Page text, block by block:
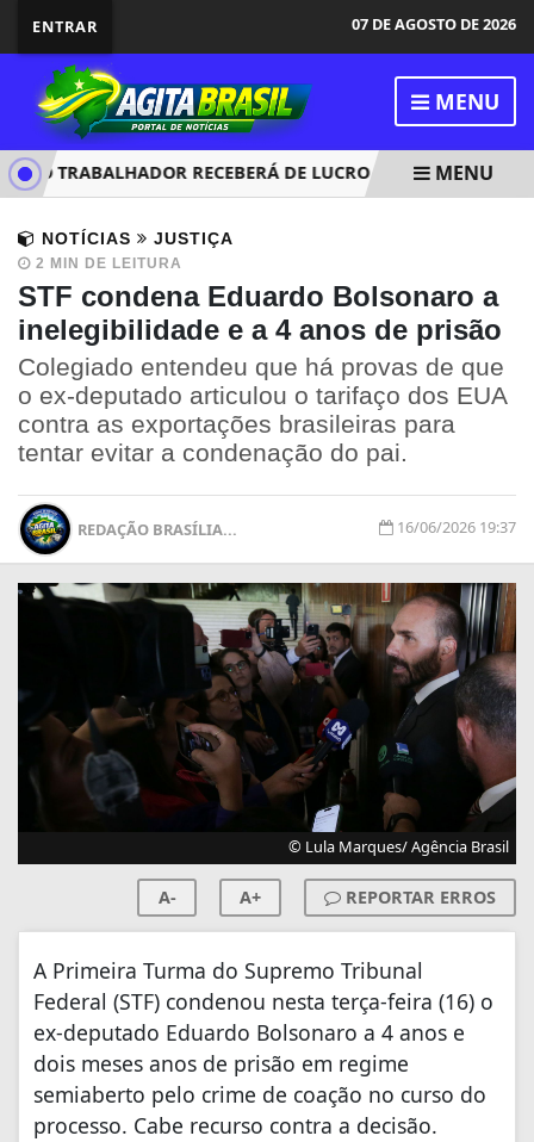
ENTRAR 07 DE AGOSTO DE 2026
MENU
O TRABALHADOR RECEBERÁ DE LUCRO DO FGTS MENU
NOTÍCIAS JUSTIÇA
2 MIN DE LEITURA
STF condena Eduardo Bolsonaro a
inelegibilidade e a 4 anos de prisão
Colegiado entendeu que há provas de que
o ex-deputado articulou o tarifaço dos EUA
contra as exportações brasileiras para
tentar evitar a condenação do pai.
REDAÇÃO BRASÍLIA... 16/06/2026 19:37
© Lula Marques/ Agência Brasil
A- A+ REPORTAR ERROS
A Primeira Turma do Supremo Tribunal
Federal (STF) condenou nesta terça-feira (16) o
ex-deputado Eduardo Bolsonaro a 4 anos e
dois meses anos de prisão em regime
semiaberto pelo crime de coação no curso do
processo. Cabe recurso contra a decisão.